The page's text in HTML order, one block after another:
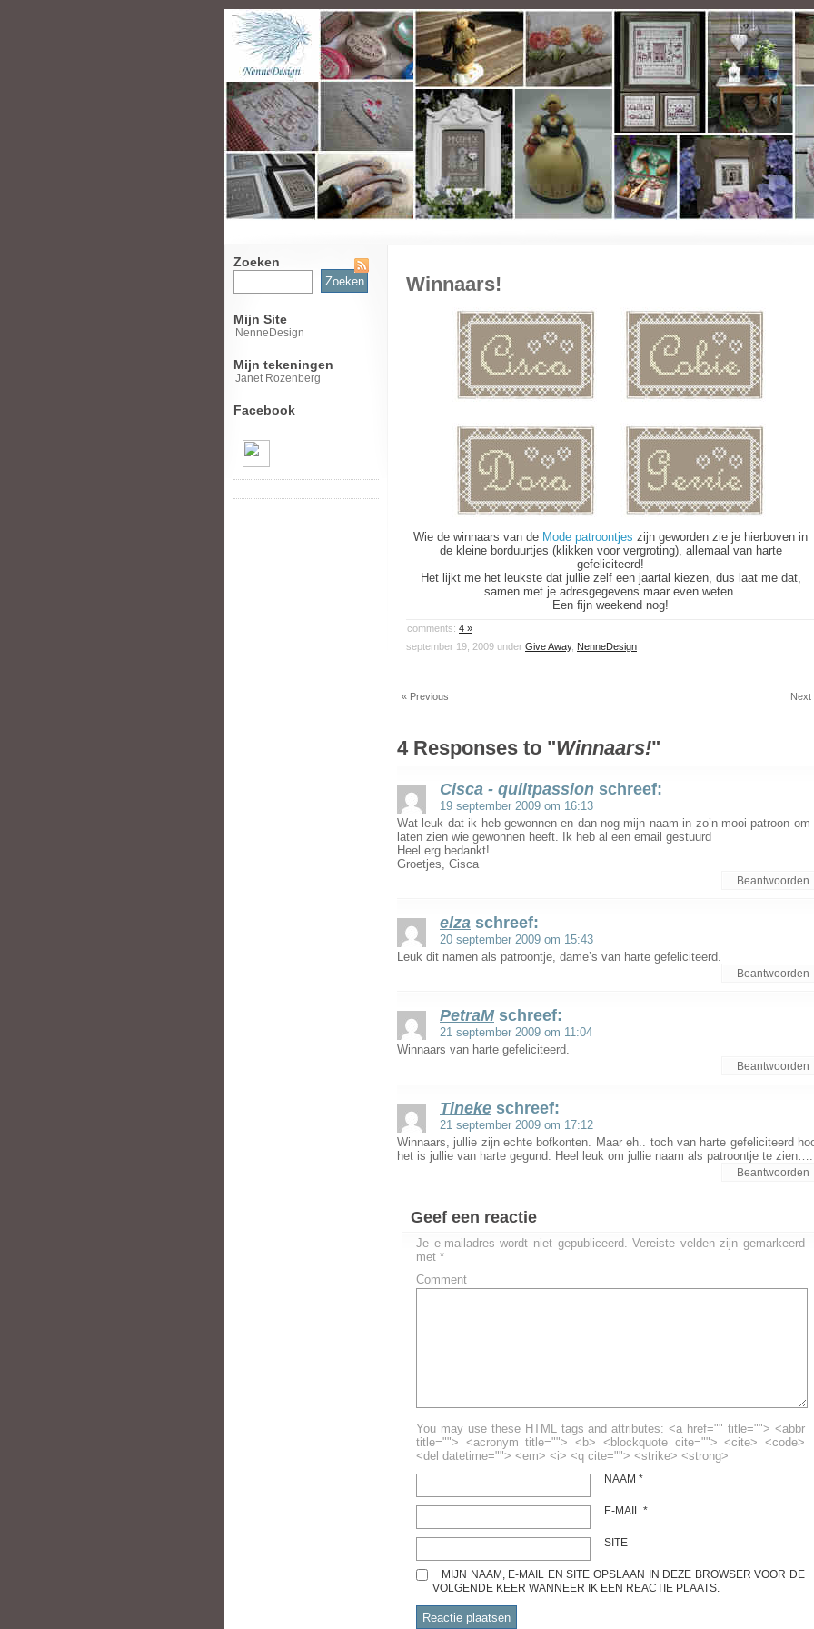
Zoeken
Zoeken
naar:
Mijn Site
NenneDesign
Mijn tekeningen
Janet Rozenberg
Facebook
Winnaars!
Wie de winnaars van de Mode patroontjes zijn geworden zie je hierboven in
de kleine borduurtjes (klikken voor vergroting), allemaal van harte
gefeliciteerd!
Het lijkt me het leukste dat jullie zelf een jaartal kiezen, dus laat me dat,
samen met je adresgegevens maar even weten.
Een fijn weekend nog!
comments: 4 »
september 19, 2009 under Give Away, NenneDesign
« Previous Next
4 Responses to "Winnaars!"
Cisca - quiltpassion schreef:
19 september 2009 om 16:13
Wat leuk dat ik heb gewonnen en dan nog mijn naam in zo’n mooi patroon om
laten zien wie gewonnen heeft. Ik heb al een email gestuurd
Heel erg bedankt!
Groetjes, Cisca
Beantwoorden
elza schreef:
20 september 2009 om 15:43
Leuk dit namen als patroontje, dame’s van harte gefeliciteerd.
Beantwoorden
PetraM schreef:
21 september 2009 om 11:04
Winnaars van harte gefeliciteerd.
Beantwoorden
Tineke schreef:
21 september 2009 om 17:12
Winnaars, jullie zijn echte bofkonten. Maar eh.. toch van harte gefeliciteerd
het is jullie van harte gegund. Heel leuk om jullie naam als patroontje te zien….
Beantwoorden
Geef een reactie
Je e-mailadres wordt niet gepubliceerd. Vereiste velden zijn gemarkeerd
met *
Comment
You may use these HTML tags and attributes: <a href="" title=""> <abbr
title=""> <acronym title=""> <b> <blockquote cite=""> <cite> <code>
<del datetime=""> <em> <i> <q cite=""> <strike> <strong>
NAAM *
E-MAIL *
SITE
MIJN NAAM, E-MAIL EN SITE OPSLAAN IN DEZE BROWSER VOOR DE
VOLGENDE KEER WANNEER IK EEN REACTIE PLAATS.